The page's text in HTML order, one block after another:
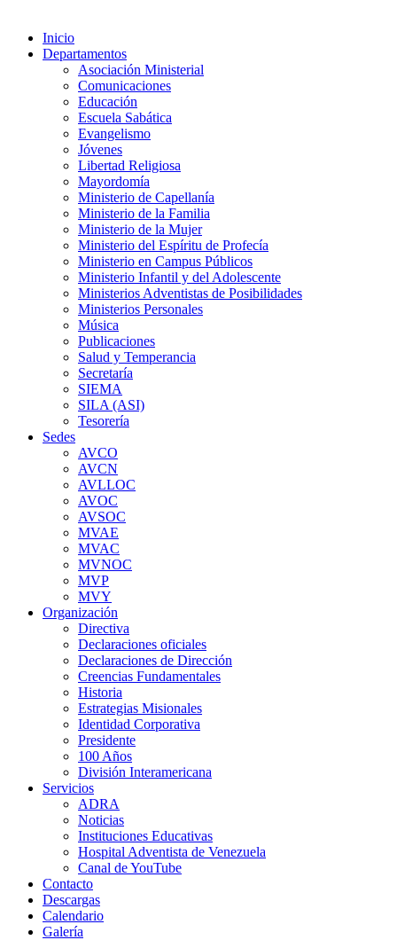
Inicio
Departamentos
Asociación Ministerial
Comunicaciones
Educación
Escuela Sabática
Evangelismo
Jóvenes
Libertad Religiosa
Mayordomía
Ministerio de Capellanía
Ministerio de la Familia
Ministerio de la Mujer
Ministerio del Espíritu de Profecía
Ministerio en Campus Públicos
Ministerio Infantil y del Adolescente
Ministerios Adventistas de Posibilidades
Ministerios Personales
Música
Publicaciones
Salud y Temperancia
Secretaría
SIEMA
SILA (ASI)
Tesorería
Sedes
AVCO
AVCN
AVLLOC
AVOC
AVSOC
MVAE
MVAC
MVNOC
MVP
MVY
Organización
Directiva
Declaraciones oficiales
Declaraciones de Dirección
Creencias Fundamentales
Historia
Estrategias Misionales
Identidad Corporativa
Presidente
100 Años
División Interamericana
Servicios
ADRA
Noticias
Instituciones Educativas
Hospital Adventista de Venezuela
Canal de YouTube
Contacto
Descargas
Calendario
Galería